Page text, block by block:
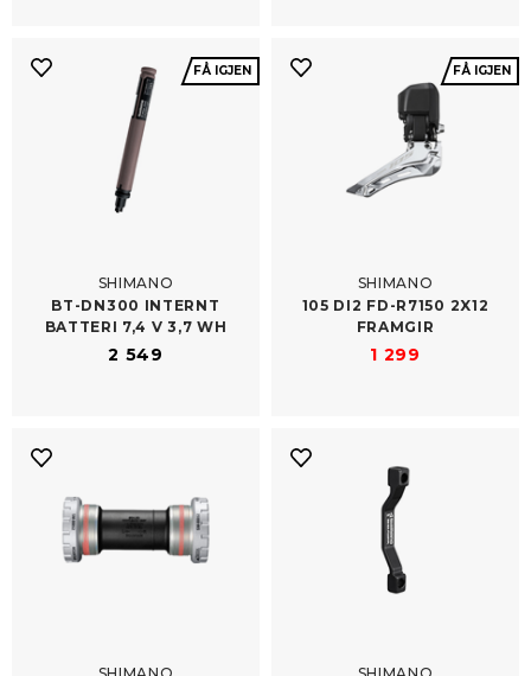
FÅ IGJEN
SHIMANO
BT-​DN300 INTERNT
BATTERI 7,4 V 3,7 WH
2 549
FÅ IGJEN
SHIMANO
105 DI2 FD-​R7150 2X12
FRAMGIR
1 299